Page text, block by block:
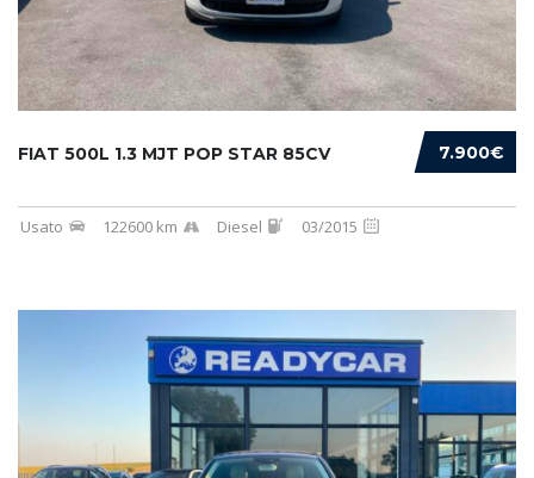
7.900€
FIAT 500L 1.3 MJT POP STAR 85CV
Usato 122600 km Diesel 03/2015